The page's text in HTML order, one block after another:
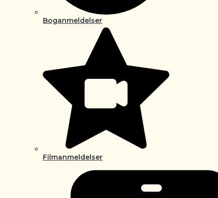
Boganmeldelser
Filmanmeldelser